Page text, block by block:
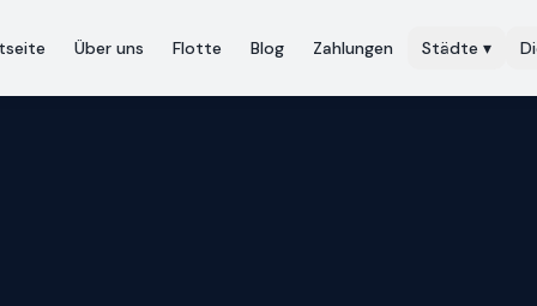
Über uns Flotte Blog Zahlungen Städte ▾